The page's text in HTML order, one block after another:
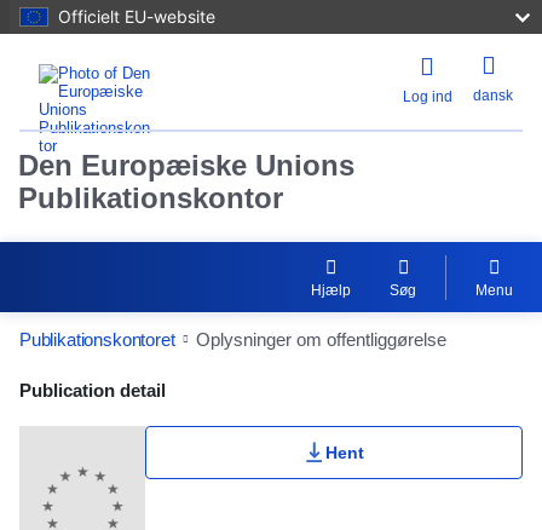
Officielt EU-website
Log ind dansk
Den Europæiske Unions
Publikationskontor
Hjælp Søg Menu
Publikationskontoret Oplysninger om offentliggørelse
Publication Detail Actions Portlet
Publication detail
Hent